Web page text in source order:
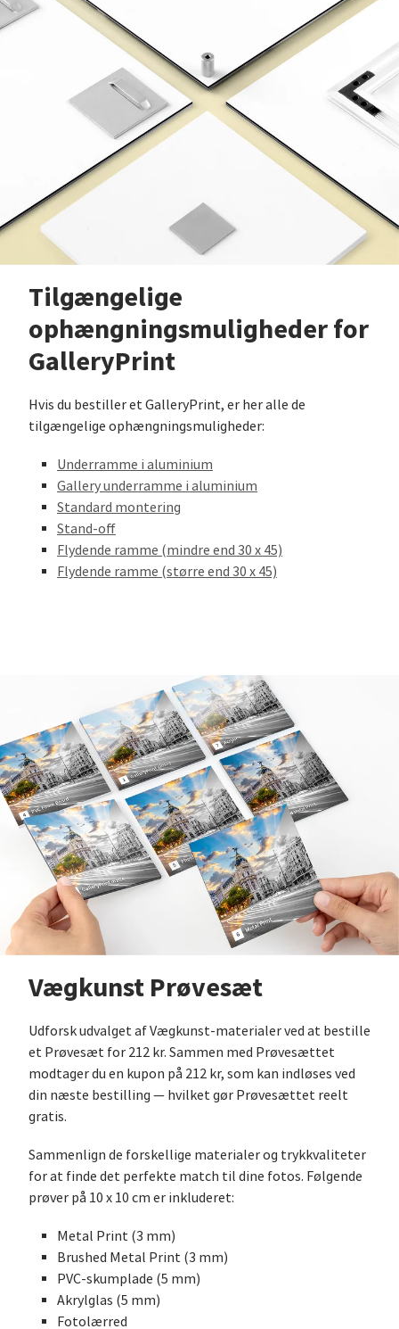
Tilgængelige
ophængningsmuligheder for
GalleryPrint
Hvis du bestiller et GalleryPrint, er her alle de
tilgængelige ophængningsmuligheder:
Underramme i aluminium
Gallery underramme i aluminium
Standard montering
Stand-off
Flydende ramme (mindre end 30 x 45)
Flydende ramme (større end 30 x 45)
Vægkunst Prøvesæt
Udforsk udvalget af Vægkunst-materialer ved at bestille
et Prøvesæt for 212 kr. Sammen med Prøvesættet
modtager du en kupon på 212 kr, som kan indløses ved
din næste bestilling — hvilket gør Prøvesættet reelt
gratis.
Sammenlign de forskellige materialer og trykkvaliteter
for at finde det perfekte match til dine fotos. Følgende
prøver på 10 x 10 cm er inkluderet:
Metal Print (3 mm)
Brushed Metal Print (3 mm)
PVC-skumplade (5 mm)
Akrylglas (5 mm)
Fotolærred